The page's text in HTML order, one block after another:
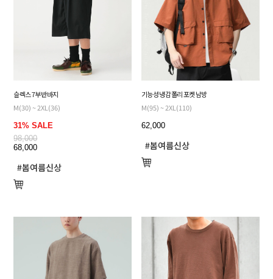
슬렉스 7부 반바지
M(30) ~ 2XL(36)
31% SALE
98,000
68,000
기능성 냉감 폴리 포켓 남방
M(95) ~ 2XL(110)
62,000